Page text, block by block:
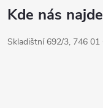
Kde nás
Skladištní 692/3, 746 01